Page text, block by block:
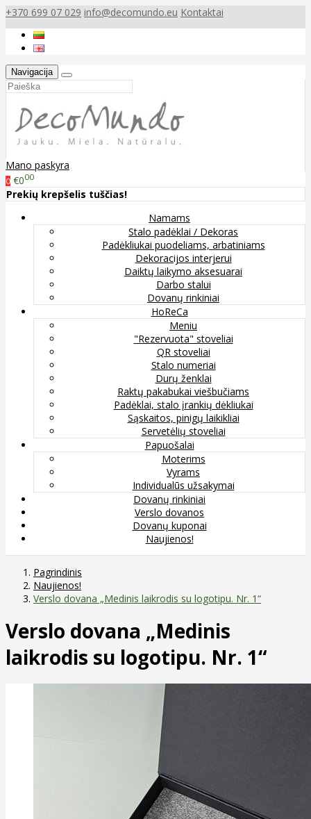
+370 699 07 029 info@decomundo.eu Kontaktai
Navigacija
Mano paskyra
0 €000
Prekių krepšelis tuščias!
Namams
Stalo padėklai / Dekoras
Padėkliukai puodeliams, arbatiniams
Dekoracijos interjerui
Daiktų laikymo aksesuarai
Darbo stalui
Dovanų rinkiniai
HoReCa
Meniu
"Rezervuota" stoveliai
QR stoveliai
Stalo numeriai
Durų ženklai
Raktų pakabukai viešbučiams
Padėklai, stalo įrankių dėkliukai
Sąskaitos, pinigų laikikliai
Servetėlių stoveliai
Papuošalai
Moterims
Vyrams
Individualūs užsakymai
Dovanų rinkiniai
Verslo dovanos
Dovanų kuponai
Naujienos!
Pagrindinis
Naujienos!
Verslo dovana „Medinis laikrodis su logotipu. Nr. 1“
Verslo dovana „Medinis
laikrodis su logotipu. Nr. 1“